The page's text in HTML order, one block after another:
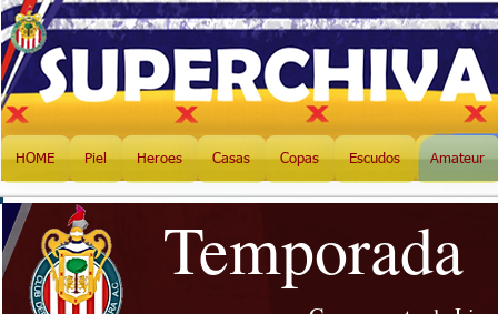
HOME Piel Heroes Casas Copas Escudos Amateur
Temporada